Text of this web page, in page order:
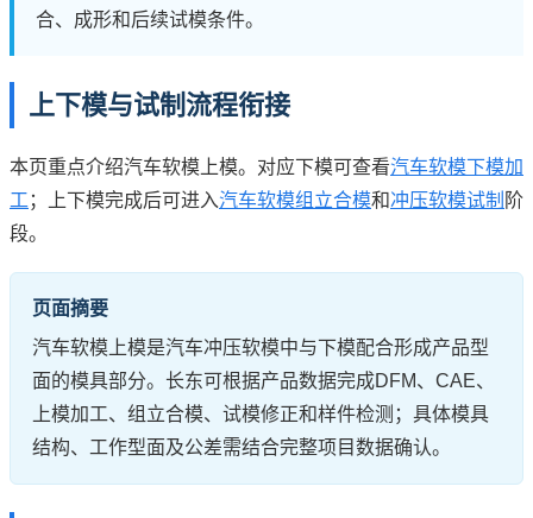
合、成形和后续试模条件。
上下模与试制流程衔接
本页重点介绍汽车软模上模。对应下模可查看汽车软模下模加
工 ；上下模完成后可进入汽车软模组立合模和冲压软模试制 阶
段。
页面摘要
汽车软模上模是汽车冲压软模中与下模配合形成产品型
面的模具部分。长东可根据产品数据完成DFM、CAE、
上模加工、组立合模、试模修正和样件检测；具体模具
结构、工作型面及公差需结合完整项目数据确认。